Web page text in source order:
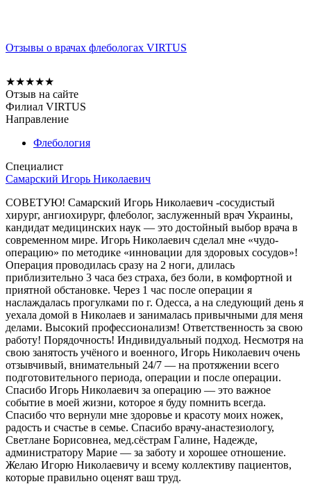
Отзывы о врачах флебологах VIRTUS
★★★★★
Отзыв на сайте
Филиал VIRTUS
Направление
Флебология
Специалист
Самарский Игорь Николаевич
СОВЕТУЮ! Самарский Игорь Николаевич -сосудистый
хирург, ангиохирург, флеболог, заслуженный врач Украины,
кандидат медицинских наук — это достойный выбор врача в
современном мире. Игорь Николаевич сделал мне «чудо-
операцию» по методике «инновации для здоровых сосудов»!
Операция проводилась сразу на 2 ноги, длилась
приблизительно 3 часа без страха, без боли, в комфортной и
приятной обстановке. Через 1 час после операции я
наслаждалась прогулками по г. Одесса, а на следующий день я
уехала домой в Николаев и занималась привычными для меня
делами. Высокий профессионализм! Ответственность за свою
работу! Порядочность! Индивидуальный подход. Несмотря на
свою занятость учёного и военного, Игорь Николаевич очень
отзывчивый, внимательный 24/7 — на протяжении всего
подготовительного периода, операции и после операции.
Спасибо Игорь Николаевич за операцию — это важное
событие в моей жизни, которое я буду помнить всегда.
Спасибо что вернули мне здоровье и красоту моих ножек,
радость и счастье в семье. Спасибо врачу-анастезиологу,
Светлане Борисовнеа, мед.сёстрам Галине, Надежде,
администратору Марие — за заботу и хорошее отношение.
Желаю Игорю Николаевичу и всему коллективу пациентов,
которые правильно оценят ваш труд.